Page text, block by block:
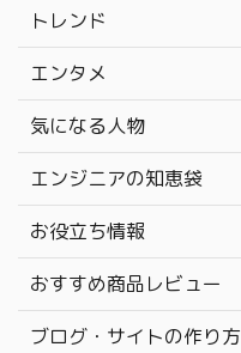
トレンド
エンタメ
気になる人物
エンジニアの知恵袋
お役立ち情報
おすすめ商品レビュー
ブログ・サイトの作り方